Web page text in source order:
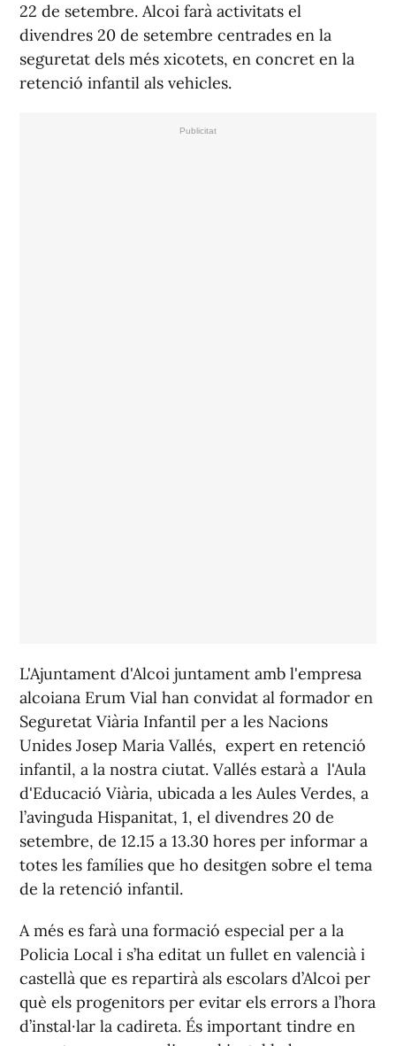
22 de setembre. Alcoi farà activitats el
divendres 20 de setembre centrades en la
seguretat dels més xicotets, en concret en la
retenció infantil als vehicles.
L'Ajuntament d'Alcoi juntament amb l'empresa
alcoiana Erum Vial han convidat al formador en
Seguretat Viària Infantil per a les Nacions
Unides Josep Maria Vallés, expert en retenció
infantil, a la nostra ciutat. Vallés estarà a l'Aula
d'Educació Viària, ubicada a les Aules Verdes, a
l’avinguda Hispanitat, 1, el divendres 20 de
setembre, de 12.15 a 13.30 hores per informar a
totes les famílies que ho desitgen sobre el tema
de la retenció infantil.
A més es farà una formació especial per a la
Policia Local i s’ha editat un fullet en valencià i
castellà que es repartirà als escolars d’Alcoi per
què els progenitors per evitar els errors a l’hora
d’instal·lar la cadireta. És important tindre en